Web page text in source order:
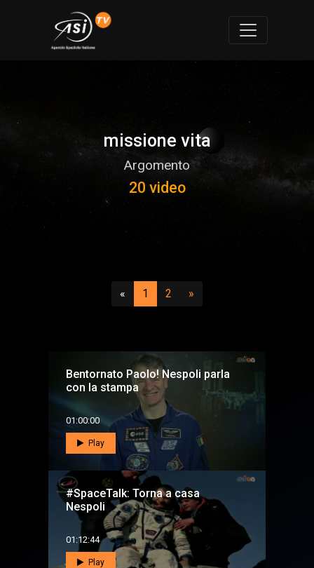
missione vita
Argomento
20 video
« Precedente
1 (attuale)
2 (vai a pagina 2)
»
Bentornato Paolo! Nespoli parla
con la stampa
01:00:00
Play
#SpaceTalk: Torna a casa
Nespoli
01:12:44
Play